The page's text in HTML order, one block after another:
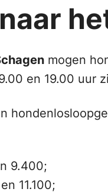
mogen
en 19.00 uur
9.400;
11.100;